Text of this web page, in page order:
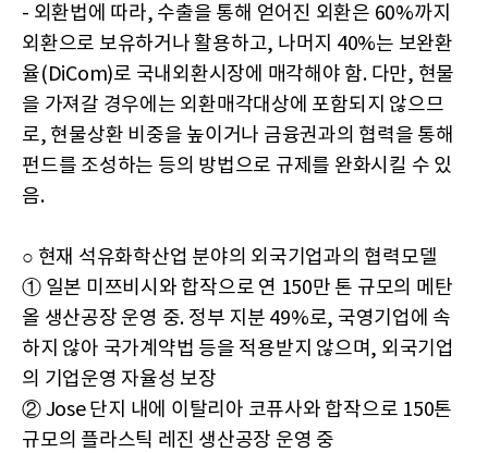
- 외환법에 따라, 수출을 통해 얻어진 외환은 60%까지
외환으로 보유하거나 활용하고, 나머지 40%는 보완환
율(DiCom)로 국내외환시장에 매각해야 함. 다만, 현물
을 가져갈 경우에는 외환매각대상에 포함되지 않으므
로, 현물상환 비중을 높이거나 금융권과의 협력을 통해
펀드를 조성하는 등의 방법으로 규제를 완화시킬 수 있
음.
○ 현재 석유화학산업 분야의 외국기업과의 협력모델
① 일본 미쯔비시와 합작으로 연 150만 톤 규모의 메탄
올 생산공장 운영 중. 정부 지분 49%로, 국영기업에 속
하지 않아 국가계약법 등을 적용받지 않으며, 외국기업
의 기업운영 자율성 보장
② Jose 단지 내에 이탈리아 코퓨사와 합작으로 150톤
규모의 플라스틱 레진 생산공장 운영 중